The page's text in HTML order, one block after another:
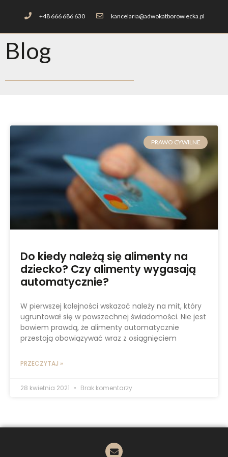
+48 666 686 630 kancelaria@adwokatborowiecka.pl
Blog
PRAWO CYWILNE
Do kiedy należą się alimenty na
dziecko? Czy alimenty wygasają
automatycznie?
W pierwszej kolejności wskazać należy na mit, który
ugruntował się w powszechnej świadomości. Nie jest
bowiem prawdą, że alimenty automatycznie
przestają obowiązywać wraz z osiągnięciem
PRZECZYTAJ »
28 kwietnia 2021 Brak komentarzy